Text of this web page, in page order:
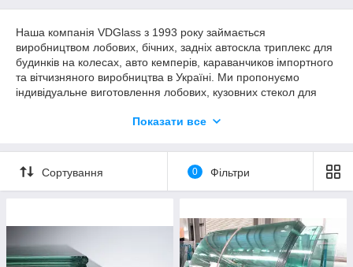
Наша компанія VDGlass з 1993 року займається
виробництвом лобових, бічних, задніх автоскла триплекс для
будинків на колесах, авто кемперів, караванчиков імпортного
та вітчизняного виробництва в Україні. Ми пропонуємо
індивідуальне виготовлення лобових, кузовних стекол для
індивідуального виготовлення лобового скла для будинку на
залежності від складності лобового скла.
Показати все
Сортування 0 Фільтри